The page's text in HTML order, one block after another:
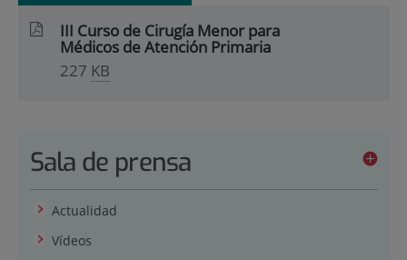
III Curso de Cirugía Menor para
Médicos de Atención Primaria
227 KB
Sala de prensa
Actualidad
Vídeos